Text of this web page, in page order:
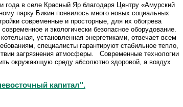
года в селе Красный Яр благодаря Центру «Амурский
парку Бикин появилось много новых социальных
современные и просторные, для их обогрева
и экологически безопасное оборудование.
установленная энергетиками, отвечает всем
специалисты гарантируют стабильное тепло,
загрязнения атмосферы. Современные технологии
окружающую среду абсолютно здоровой, а воздух
капитал".